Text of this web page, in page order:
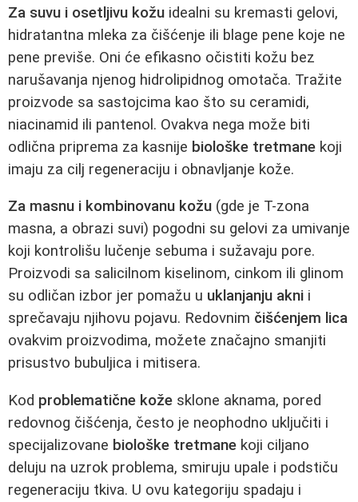
Za suvu i osetljivu kožu idealni su kremasti gelovi,
hidratantna mleka za čišćenje ili blage pene koje ne
pene previše. Oni će efikasno očistiti kožu bez
narušavanja njenog hidrolipidnog omotača. Tražite
proizvode sa sastojcima kao što su ceramidi,
niacinamid ili pantenol. Ovakva nega može biti
odlična priprema za kasnije biološke tretmane koji
imaju za cilj regeneraciju i obnavljanje kože.
Za masnu i kombinovanu kožu (gde je T-zona
masna, a obrazi suvi) pogodni su gelovi za umivanje
koji kontrolišu lučenje sebuma i sužavaju pore.
Proizvodi sa salicilnom kiselinom, cinkom ili glinom
su odličan izbor jer pomažu u uklanjanju akni i
sprečavaju njihovu pojavu. Redovnim čišćenjem lica
ovakvim proizvodima, možete značajno smanjiti
prisustvo bubuljica i mitisera.
Kod problematične kože sklone aknama, pored
redovnog čišćenja, često je neophodno uključiti i
specijalizovane biološke tretmane koji ciljano
deluju na uzrok problema, smiruju upale i podstiču
regeneraciju tkiva. U ovu kategoriju spadaju i